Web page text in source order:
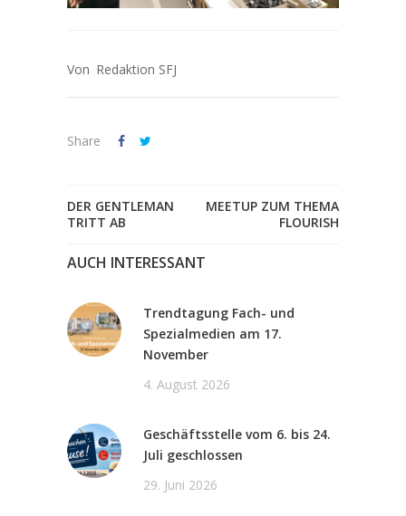
Redaktion SFJ
Share
DER GENTLEMAN
TRITT AB
MEETUP ZUM THEMA
FLOURISH
AUCH INTERESSANT
Trendtagung Fach- und
Spezialmedien am 17.
November
4. August 2026
Geschäftsstelle vom 6. bis 24.
Juli geschlossen
29. Juni 2026